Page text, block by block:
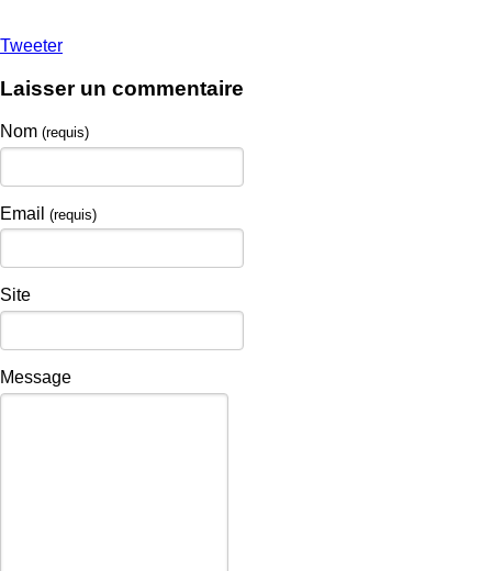
Tweeter
Laisser un commentaire
Nom (requis)
Email (requis)
Site
Message